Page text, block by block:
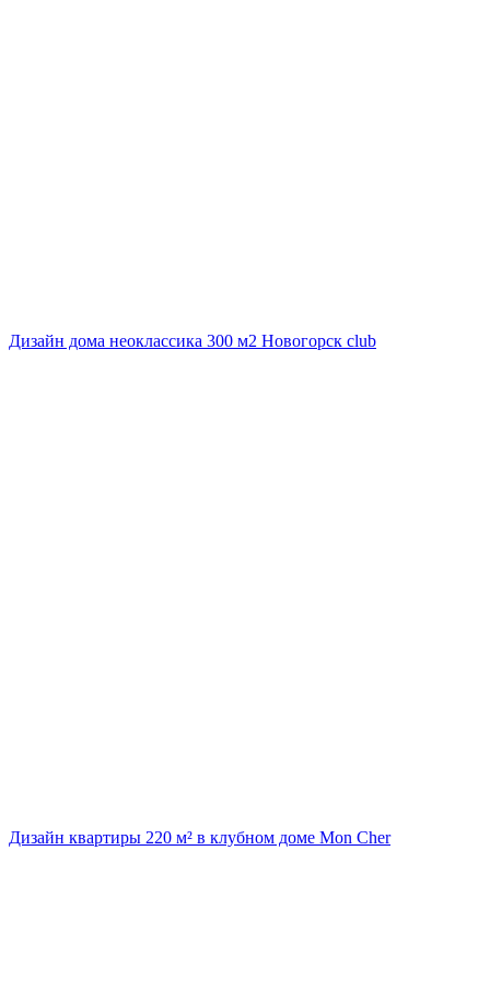
Дизайн дома неоклассика 300 м2 Новогорск club
Дизайн квартиры 220 м² в клубном доме Mon Cher